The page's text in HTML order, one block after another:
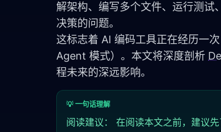
解架构、编写多个文件、运行测
决策的问题。
这标志着 AI 编码工具正在经历一次
Agent 模式）。本文将深度剖析
程未来的深远影响。
💡 一句话理解
阅读建议： 在阅读本文之前，建议